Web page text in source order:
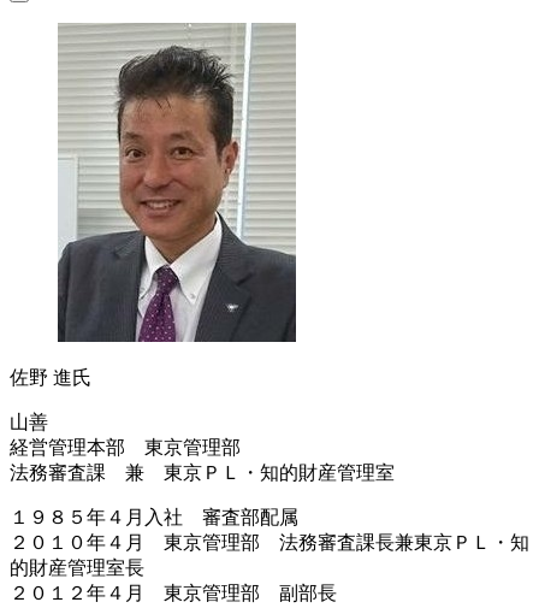
佐野 進氏
山善
経営管理本部 東京管理部
法務審査課 兼 東京ＰＬ・知的財産管理室
１９８５年４月入社 審査部配属
２０１０年４月 東京管理部 法務審査課長兼東京ＰＬ・知
的財産管理室長
２０１２年４月 東京管理部 副部長